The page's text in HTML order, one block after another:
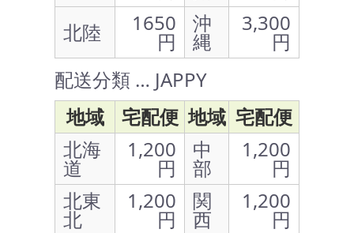
北陸
1650
円
沖
縄
3,300
円
配送分類 … JAPPY
地域
宅配便 地域 宅配便
北海
道
1,200
円
中
部
1,200
円
北東
北
1,200
円
関
西
1,200
円